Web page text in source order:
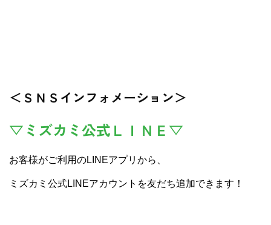
＜ＳＮＳインフォメーション＞
▽ミズカミ公式ＬＩＮＥ▽
お客様がご利用のLINEアプリから、
ミズカミ公式LINEアカウントを友だち追加できます！